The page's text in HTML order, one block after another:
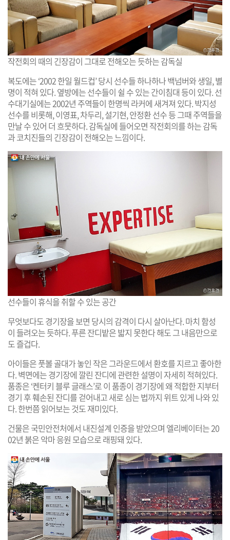
작전회의 때의 긴장감이 그대로 전해오는 듯하는 감독실
복도에는 ‘2002 한일 월드컵’ 당시 선수들 하나하나 백넘버와 생일, 별
명이 적혀 있다. 옆방에는 선수들이 쉴 수 있는 간이침대 등이 있다. 선
수대기실에는 2002년 주역들이 한명씩 라커에 새겨져 있다. 박지성
선수를 비롯해, 이영표, 차두리, 설기현, 안정환 선수 등 그때 주역들을
만날 수 있어 더 흐뭇하다. 감독실에 들어오면 작전회의를 하는 감독
과 코치진들의 긴장감이 전해오는 느낌이다.
선수들이 휴식을 취할 수 있는 공간
무엇보다도 경기장을 보면 당시의 감격이 다시 살아난다. 마치 함성
이 들려오는 듯하다. 푸른 잔디밭은 밟지 못한다 해도 그 내음만으로
도 즐겁다.
아이들은 풋볼 골대가 놓인 작은 그라운드에서 환호를 지르고 좋아한
다. 벽면에는 경기장에 깔린 잔디에 관련한 설명이 자세히 적혀있다.
품종은 ‘켄터키 블루 글래스’로 이 품종이 경기장에 왜 적합한 지부터
경기 후 훼손된 잔디를 걷어내고 새로 심는 법까지 위트 있게 나와 있
다. 한번쯤 읽어보는 것도 재미있다.
건물은 국민안전처에서 내진설계 인증을 받았으며 엘리베이터는 20
02년 붉은 악마 응원 모습으로 래핑돼 있다.